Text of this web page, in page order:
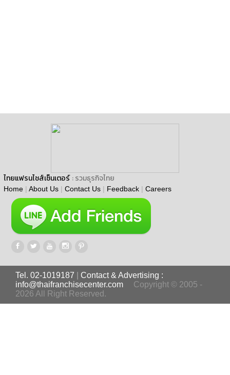
ไทยแฟรนไชส์เซ็นเตอร์ : รวมธุรกิจไทย
Home | About Us | Contact Us | Feedback | Careers
Tel. 02-1019187
Contact & Advertising :
info@thaifranchisecenter.com
Copyright © 2005 -
2026 All Right Reserved.